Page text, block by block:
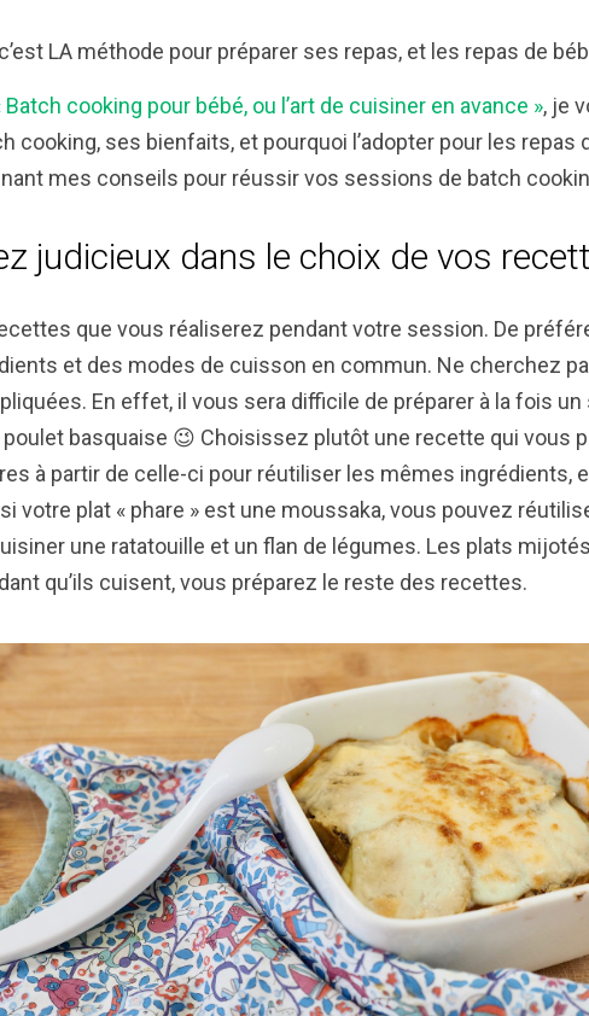
LA méthode pour préparer ses repas, et les repas de
Batch cooking pour bébé, ou l’art de cuisiner en avance », je
cooking, ses bienfaits, et pourquoi l’adopter pour les repas
mes conseils pour réussir vos sessions de batch
judicieux dans le choix de vos
que vous réaliserez pendant votre session. De
et des modes de cuisson en commun. Ne cherchez
En effet, il vous sera difficile de préparer à la fois un
basquaise 😉 Choisissez plutôt une recette qui vous
à partir de celle-ci pour réutiliser les mêmes ingrédients,
votre plat « phare » est une moussaka, vous pouvez
une ratatouille et un flan de légumes. Les plats
qu’ils cuisent, vous préparez le reste des recettes.